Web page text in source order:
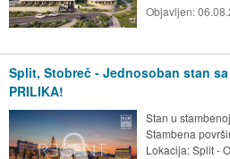
Objavljen:
Split, Stobreč - Jednosoban stan
PRILIKA!
Stan u
Stambena
Lokacija:Split -